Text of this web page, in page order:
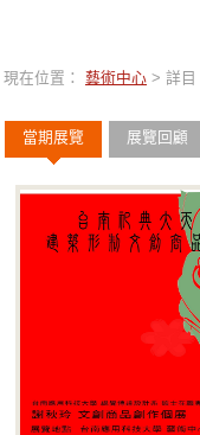
現在位置： 藝術中心 > 詳目
當期展覽 展覽回顧